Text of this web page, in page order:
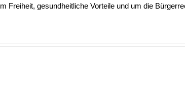
Freiheit, gesundheitliche Vorteile und um die